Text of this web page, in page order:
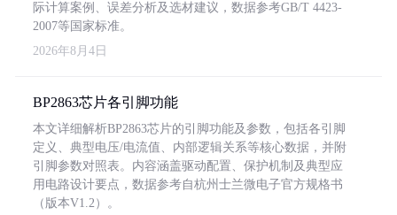
际计算案例、误差分析及选材建议，数据参考GB/T 4423-
2007等国家标准。
2026年8月4日
BP2863芯片各引脚功能
本文详细解析BP2863芯片的引脚功能及参数，包括各引脚
定义、典型电压/电流值、内部逻辑关系等核心数据，并附
引脚参数对照表。内容涵盖驱动配置、保护机制及典型应
用电路设计要点，数据参考自杭州士兰微电子官方规格书
（版本V1.2）。